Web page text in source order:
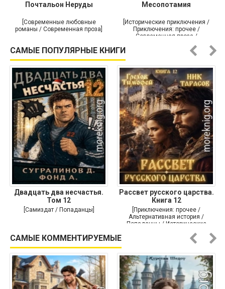
Почтальон Неруды
[Современные любовные
романы / Современная проза]
Месопотамия
[Исторические приключения /
Приключения: прочее /
Современная проза /
САМЫЕ ПОПУЛЯРНЫЕ КНИГИ
Двадцать два несчастья.
Том 12
[Самиздат / Попаданцы]
Рассвет русского царства.
Книга 12
[Приключения: прочее /
Альтернативная история /
Попаданцы / Исторические
САМЫЕ КОММЕНТИРУЕМЫЕ